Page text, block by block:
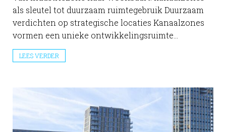
als sleutel tot duurzaam ruimtegebruik Duurzaam
verdichten op strategische locaties Kanaalzones
vormen een unieke ontwikkelingsruimte...
LEES VERDER